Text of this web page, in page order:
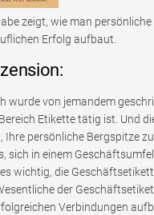
zeigt, wie man
Erfolg aufbaut.
wurde von jemandem
Etikette tätig ist. Und
Ihre persönliche Bergspitze
sich in einem
wichtig, die
der
Verbindungen